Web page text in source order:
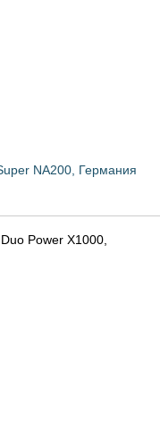
NA200, Германия